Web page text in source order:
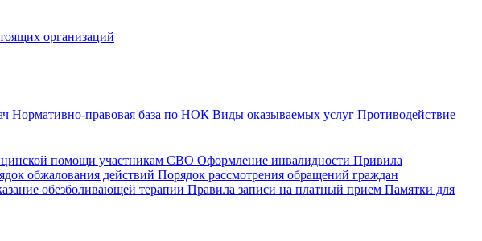
организаций
Нормативно-правовая база по НОК Виды оказываемых услуг Противодействие
помощи участникам СВО Оформление инвалидности Привила
обжалования действий Порядок рассмотрения обращений граждан
обезболивающей терапии Правила записи на платный прием Памятки для